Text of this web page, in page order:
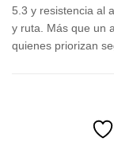
5.3 y resistencia al
y ruta. Más que un
quienes priorizan